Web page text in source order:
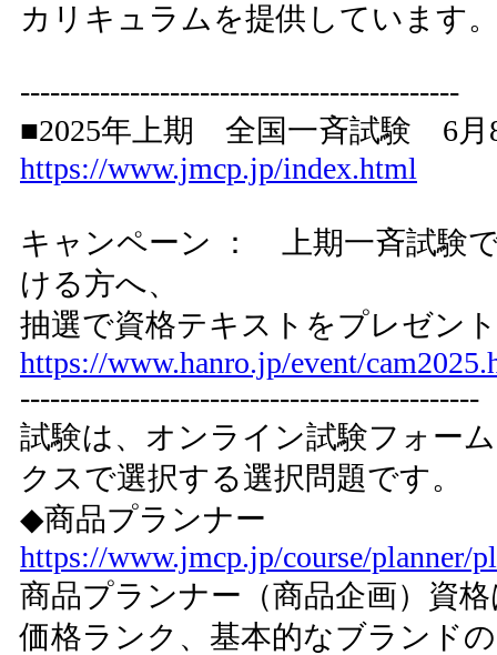
カリキュラムを提供しています
--------------------------------------------
■2025年上期 全国一斉試験 6月
https://www.jmcp.jp/index.html
キャンペーン ： 上期一斉試験
ける方へ、
抽選で資格テキストをプレゼ
https://www.hanro.jp/event/
----------------------------------------------
試験は、オンライン試験フォー
クスで選択する選択問題です。
◆商品プランナー
https://www.jmcp.jp/course/planner/
商品プランナー（商品企画）資
価格ランク、基本的なブランド